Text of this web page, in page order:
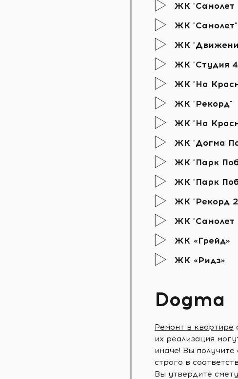
ЖК "Самолет
ЖК "Самолет"
ЖК
ЖК "Студия
ЖК "На
ЖК "Рекорд"
ЖК "На
ЖК "Догма
ЖК "Парк
ЖК "Парк
ЖК "Рекорд
ЖК "Самолет
ЖК «Грейд»
ЖК «Ридз»
Dogma
Ремонт в квартире
их реализация
иначе! Вы
строго в
Вы утвердите